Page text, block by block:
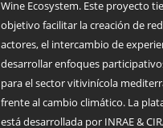
Wine Ecosystem. Este proyecto
objetivo facilitar la creación de
actores, el intercambio de
desarrollar enfoques
para el sector vitivinícola
frente al cambio climático. La
está desarrollada por INRAE &